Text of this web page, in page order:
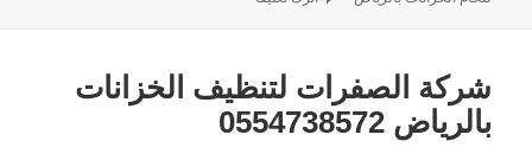
شركة الصفرات لتنظيف الخزانات
بالرياض 0554738572